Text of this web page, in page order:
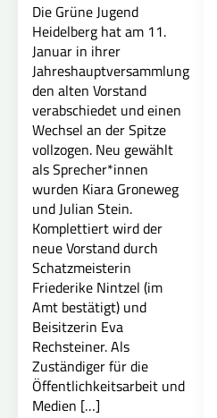
Die Grüne Jugend
Heidelberg hat am 11.
Januar in ihrer
Jahreshauptversammlung
den alten Vorstand
verabschiedet und einen
Wechsel an der Spitze
vollzogen. Neu gewählt
als Sprecher*innen
wurden Kiara Groneweg
und Julian Stein.
Komplettiert wird der
neue Vorstand durch
Schatzmeisterin
Friederike Nintzel (im
Amt bestätigt) und
Beisitzerin Eva
Rechsteiner. Als
Zuständiger für die
Öffentlichkeitsarbeit und
Medien […]